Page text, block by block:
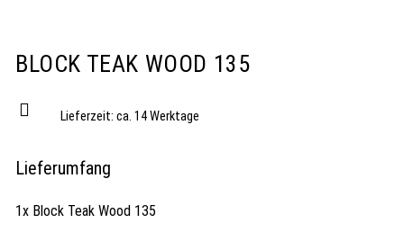
BLOCK TEAK WOOD 135
Lieferzeit: ca. 14 Werktage
Lieferumfang
1x Block Teak Wood 135